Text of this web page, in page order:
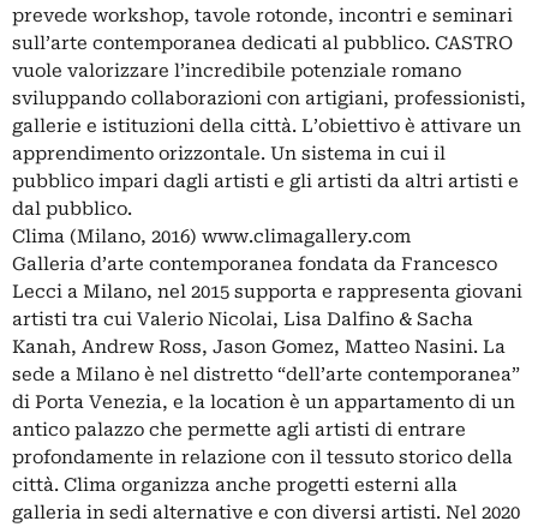
prevede workshop, tavole rotonde, incontri e seminari
sull’arte contemporanea dedicati al pubblico. CASTRO
vuole valorizzare l’incredibile potenziale romano
sviluppando collaborazioni con artigiani, professionisti,
gallerie e istituzioni della città. L’obiettivo è attivare un
apprendimento orizzontale. Un sistema in cui il
pubblico impari dagli artisti e gli artisti da altri artisti e
dal pubblico.
Clima (Milano, 2016) www.climagallery.com
Galleria d’arte contemporanea fondata da Francesco
Lecci a Milano, nel 2015 supporta e rappresenta giovani
artisti tra cui Valerio Nicolai, Lisa Dalfino & Sacha
Kanah, Andrew Ross, Jason Gomez, Matteo Nasini. La
sede a Milano è nel distretto “dell’arte contemporanea”
di Porta Venezia, e la location è un appartamento di un
antico palazzo che permette agli artisti di entrare
profondamente in relazione con il tessuto storico della
città. Clima organizza anche progetti esterni alla
galleria in sedi alternative e con diversi artisti. Nel 2020